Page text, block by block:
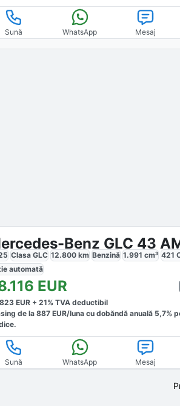
Sună WhatsApp Mesaj
Clasa GLC 12.800 km Benzină 1.991 cm³ 421
automată
EUR
EUR +21% TVA deductibil
de la887 EUR/luna cu dobăndă anuală 5,7%
Sună WhatsApp Mesaj